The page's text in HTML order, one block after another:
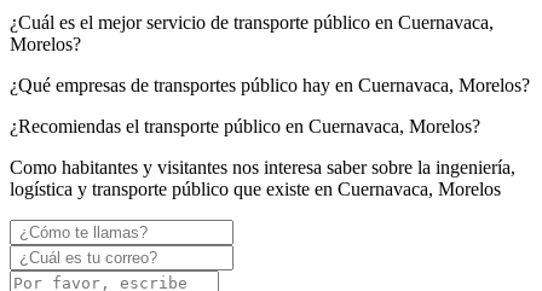
¿Cuál es el mejor servicio de transporte público en Cuernavaca,
Morelos?
¿Qué empresas de transportes público hay en Cuernavaca, Morelos?
¿Recomiendas el transporte público en Cuernavaca, Morelos?
Como habitantes y visitantes nos interesa saber sobre la ingeniería,
logística y transporte público que existe en Cuernavaca, Morelos